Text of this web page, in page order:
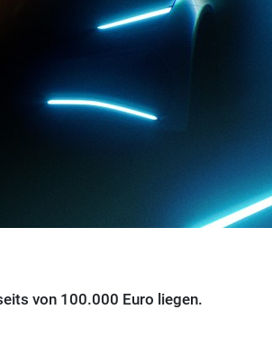
von 100.000 Euro liegen.